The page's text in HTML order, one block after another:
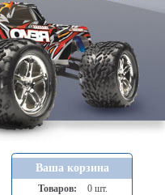
Ваша корзина
Товаров:
0 шт.